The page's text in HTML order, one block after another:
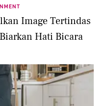
Image Tertindas
Hati Bicara